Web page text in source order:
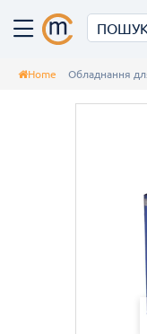
Home Обладнання